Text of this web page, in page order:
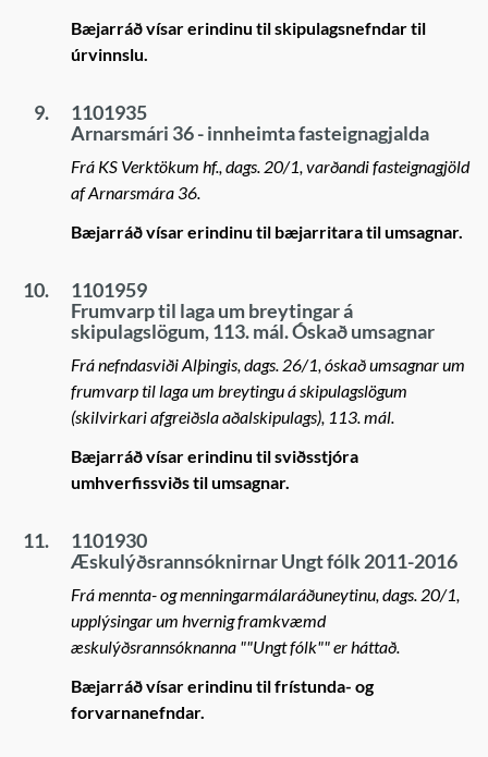
Bæjarráð vísar erindinu til skipulagsnefndar til
úrvinnslu.
9.
1101935
Arnarsmári 36 - innheimta fasteignagjalda
Frá KS Verktökum hf., dags. 20/1, varðandi fasteignagjöld
af Arnarsmára 36.
Bæjarráð vísar erindinu til bæjarritara til umsagnar.
10.
1101959
Frumvarp til laga um breytingar á
skipulagslögum, 113. mál. Óskað umsagnar
Frá nefndasviði Alþingis, dags. 26/1, óskað umsagnar um
frumvarp til laga um breytingu á skipulagslögum
(skilvirkari afgreiðsla aðalskipulags), 113. mál.
Bæjarráð vísar erindinu til sviðsstjóra
umhverfissviðs til umsagnar.
11.
1101930
Æskulýðsrannsóknirnar Ungt fólk 2011-2016
Frá mennta- og menningarmálaráðuneytinu, dags. 20/1,
upplýsingar um hvernig framkvæmd
æskulýðsrannsóknanna ""Ungt fólk"" er háttað.
Bæjarráð vísar erindinu til frístunda- og
forvarnanefndar.